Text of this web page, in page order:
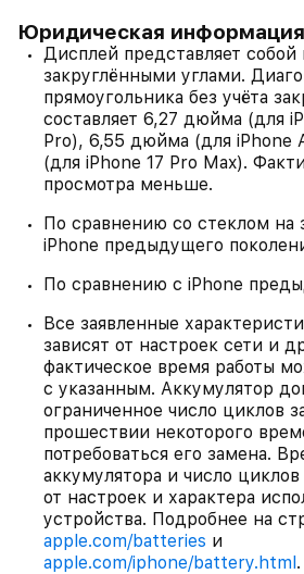
Юридическая информация
Дисплей представляет собой
закруглёнными углами.
прямоугольника без учёта
составляет 6,27 дюйма (для
Pro), 6,55 дюйма (для iPhone
(для iPhone 17 Pro Max).
просмотра меньше.
По сравнению со стеклом на
iPhone предыдущего
По сравнению с iPhone
Все заявленные
зависят от настроек сети и
фактическое время работы
с указанным. Аккумулятор
ограниченное число циклов
прошествии некоторого
потребоваться его замена.
аккумулятора и число циклов
от настроек и характера
устройства. Подробнее на
apple.com/batteries и
apple.com/iphone/battery.html.